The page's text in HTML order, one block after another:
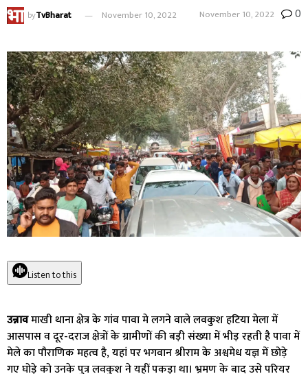
byTvBharat November 10, 2022 November 10, 2022 0
Listen to this
उन्नावमाखी थाना क्षेत्र के गांव पावा मे लगने वाले लवकुश हटिया मेला में
आसपास व दूर-दराज क्षेत्रों के ग्रामीणों की बड़ी संख्या में भीड़ रहती है पावा में
मेले का पौराणिक महत्व है, यहां पर भगवान श्रीराम के अश्वमेध यज्ञ में छोड़े
गए घोड़े को उनके पुत्र लवकुश ने यहीं पकड़ा था। भ्रमण के बाद उसे परियर